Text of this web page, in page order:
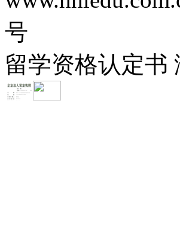
号
留学资格认定书